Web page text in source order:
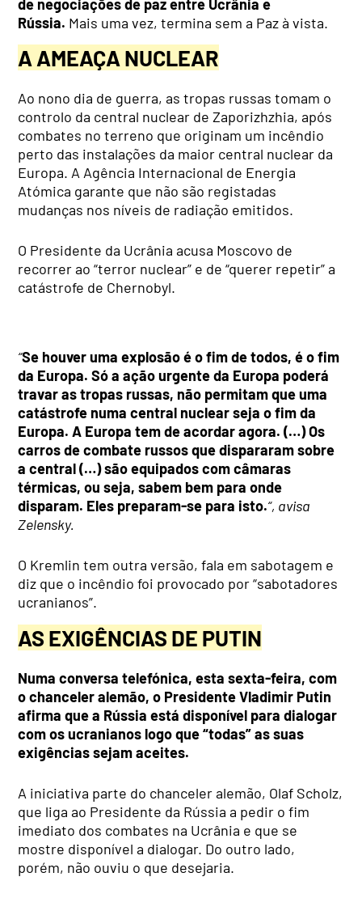
de negociações de paz entre Ucrânia e
Rússia. Mais uma vez, termina sem a Paz à vista.
A AMEAÇA NUCLEAR
Ao nono dia de guerra, as tropas russas tomam o
controlo da central nuclear de Zaporizhzhia, após
combates no terreno que originam um incêndio
perto das instalações da maior central nuclear da
Europa. A Agência Internacional de Energia
Atómica garante que não são registadas
mudanças nos níveis de radiação emitidos.
O Presidente da Ucrânia acusa Moscovo de
recorrer ao “terror nuclear” e de “querer repetir” a
catástrofe de Chernobyl.
“Se houver uma explosão é o fim de todos, é o fim
da Europa. Só a ação urgente da Europa poderá
travar as tropas russas, não permitam que uma
catástrofe numa central nuclear seja o fim da
Europa. A Europa tem de acordar agora. (…) Os
carros de combate russos que dispararam sobre
a central (…) são equipados com câmaras
térmicas, ou seja, sabem bem para onde
disparam. Eles preparam-se para isto.“, avisa
Zelensky.
O Kremlin tem outra versão, fala em sabotagem e
diz que o incêndio foi provocado por “sabotadores
ucranianos”.
AS EXIGÊNCIAS DE PUTIN
Numa conversa telefónica, esta sexta-feira, com
o chanceler alemão, o Presidente Vladimir Putin
afirma que a Rússia está disponível para dialogar
com os ucranianos logo que “todas” as suas
exigências sejam aceites.
A iniciativa parte do chanceler alemão, Olaf Scholz,
que liga ao Presidente da Rússia a pedir o fim
imediato dos combates na Ucrânia e que se
mostre disponível a dialogar. Do outro lado,
porém, não ouviu o que desejaria.